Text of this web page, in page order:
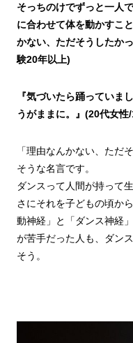
そっちのけでずっと一人
に合わせて体を動かすこ
かない、ただそうしたか
験20年以上)
『気づいたら踊っていま
うがままに。』(20代女
「理由なんかない、ただ
そうな名言です。
ダンスって人間が持って
さにそれを子どもの頃か
動神経」と「ダンス神経
が苦手だった人も、ダン
そう。